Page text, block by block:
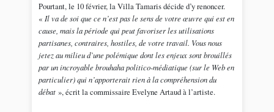
Pourtant, le 10 février, la Villa Tamaris décide d’y renoncer.
« Il va de soi que ce n’est pas le sens de votre œuvre qui est en
cause, mais la période qui peut favoriser les utilisations
partisanes, contraires, hostiles, de votre travail. Vous nous
jetez au milieu d’une polémique dont les enjeux sont brouillés
par un incroyable brouhaha politico-médiatique (sur le Web en
particulier) qui n’apporterait rien à la compréhension du
débat», écrit la commissaire Evelyne Artaud à l’artiste.